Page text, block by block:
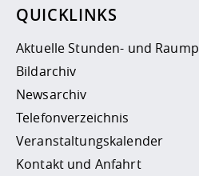
QUICKLINKS
Aktuelle Stunden- und
Bildarchiv
Newsarchiv
Telefonverzeichnis
Veranstaltungskalender
Kontakt und Anfahrt